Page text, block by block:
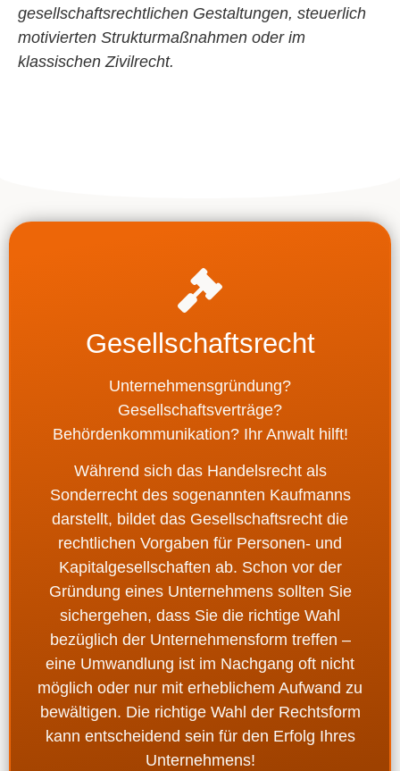
gesellschaftsrechtlichen Gestaltungen, steuerlich
motivierten Strukturmaßnahmen oder im
klassischen Zivilrecht.
Gesellschaftsrecht
Unternehmensgründung?
Gesellschaftsverträge?
Behördenkommunikation? Ihr Anwalt hilft!
Während sich das Handelsrecht als
Sonderrecht des sogenannten Kaufmanns
darstellt, bildet das Gesellschaftsrecht die
rechtlichen Vorgaben für Personen- und
Kapitalgesellschaften ab. Schon vor der
Gründung eines Unternehmens sollten Sie
sichergehen, dass Sie die richtige Wahl
bezüglich der Unternehmensform treffen –
eine Umwandlung ist im Nachgang oft nicht
möglich oder nur mit erheblichem Aufwand zu
bewältigen. Die richtige Wahl der Rechtsform
kann entscheidend sein für den Erfolg Ihres
Unternehmens!